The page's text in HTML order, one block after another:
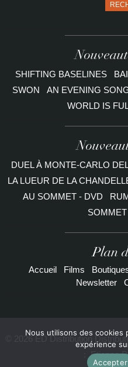
SHIFTING BASELINES
SWON
AN EVENING
WORLD IS
DUEL À MONTE-CARLO
LA LUEUR DE LA
AU SOMMET - DVD
Plan
Accueil Films
Newsletter
© 2026 ED Distribution
Etienne
Nous utilisons des cookies
expérience
Accepter